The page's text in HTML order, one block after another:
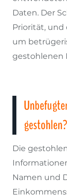
Daten. Der
Priorität, und
um
gestohlenen
gestohlen?
Die
Namen und